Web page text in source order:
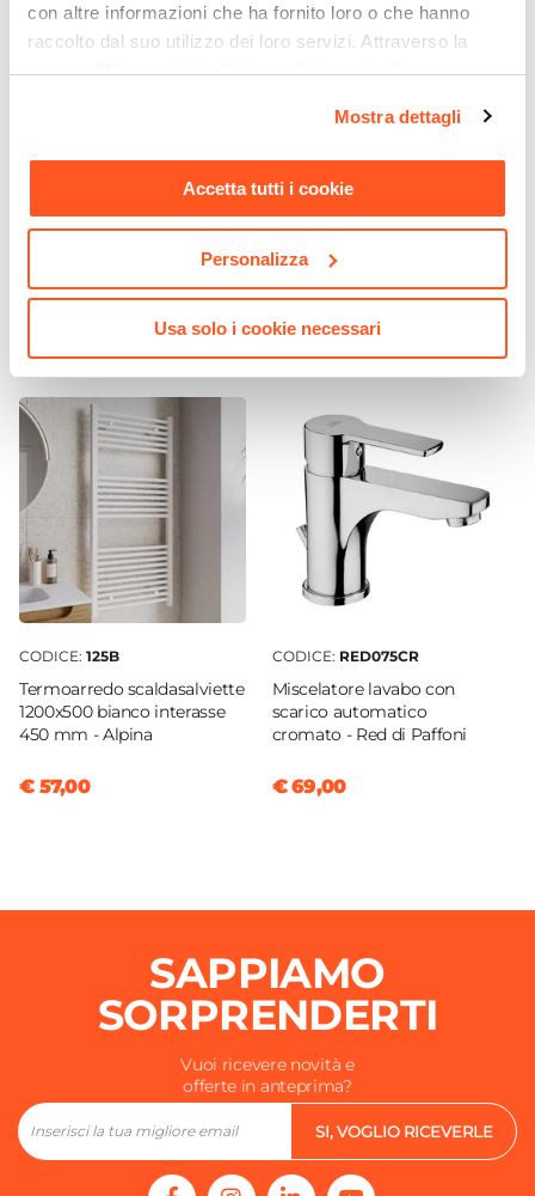
con altre informazioni che ha fornito loro o che hanno
raccolto dal suo utilizzo dei loro servizi. Attraverso la
sezione "Mostra dettagli" è possibile gestire le proprie
momento. Per maggiori informazioni si invita a leggere la
nostraCookie Policy.
Mostra dettagli
Accetta tutti i cookie
Personalizza
Usa solo i cookie necessari
Azionamento
Leva monocomando
Altezza
10,6 cm
Ottone
Scarico
Per scarico a salterello
Installazione
Monoforo
Flessibili Di Collegamento
Inclusi
Piletta
Inclusa
Portata Massima L/min
19,5 L/min
Tipo Cartuccia
Piantana portarotolo e
portascopino vetro bianco e
CODICE:SUN-PI2
Piantana portasciugamani
in vetro bianco e acciaio
€ 24,00
CODICE: 125B
Termoarredo scaldasalviette
1200x500 bianco interasse
450 mm - Alpina
€ 57,00
CODICE: RED075CR
Miscelatore lavabo con
scarico automatico
cromato - Red di Paffoni
€ 69,00
SAPPIAMO
SORPRENDERTI
Vuoi ricevere novità e
offerte in anteprima?
SI, VOGLIO RICEVERLE